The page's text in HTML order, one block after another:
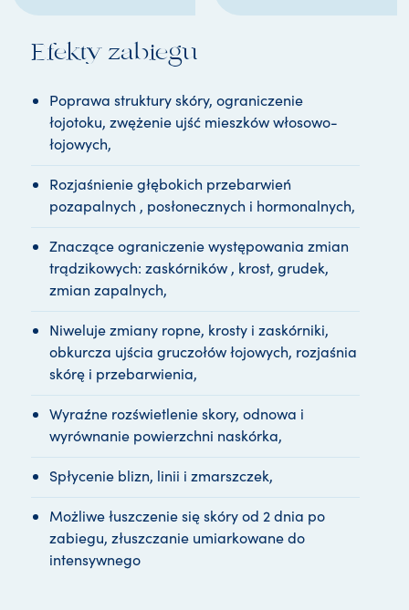
s
h
D
e
a
q
Efekty zabiegu
Poprawa struktury skóry, ograniczenie
łojotoku, zwężenie ujść mieszków włosowo-
łojowych,
Rozjaśnienie głębokich przebarwień
pozapalnych , posłonecznych i hormonalnych,
Znaczące ograniczenie występowania zmian
trądzikowych: zaskórników , krost, grudek,
zmian zapalnych,
Niweluje zmiany ropne, krosty i zaskórniki,
obkurcza ujścia gruczołów łojowych, rozjaśnia
skórę i przebarwienia,
Wyraźne rozświetlenie skory, odnowa i
wyrównanie powierzchni naskórka,
Spłycenie blizn, linii i zmarszczek,
Możliwe łuszczenie się skóry od 2 dnia po
zabiegu, złuszczanie umiarkowane do
intensywnego